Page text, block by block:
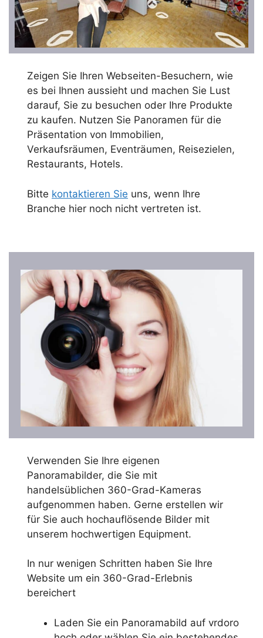
Zeigen Sie Ihren Webseiten-Besuchern, wie
es bei Ihnen aussieht und machen Sie Lust
darauf, Sie zu besuchen oder Ihre Produkte
zu kaufen. Nutzen Sie Panoramen für die
Präsentation von Immobilien,
Verkaufsräumen, Eventräumen, Reisezielen,
Restaurants, Hotels.
Bitte kontaktieren Sie uns, wenn Ihre
Branche hier noch nicht vertreten ist.
Verwenden Sie Ihre eigenen
Panoramabilder, die Sie mit
handelsüblichen 360-Grad-Kameras
aufgenommen haben. Gerne erstellen wir
für Sie auch hochauflösende Bilder mit
unserem hochwertigen Equipment.
In nur wenigen Schritten haben Sie Ihre
Website um ein 360-Grad-Erlebnis
bereichert
Laden Sie ein Panoramabild auf vrdoro